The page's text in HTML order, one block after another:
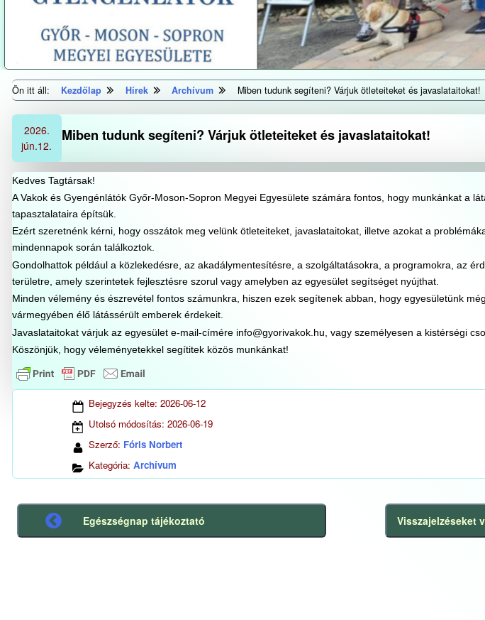
Ön itt áll: Kezdőlap Hírek Archívum Miben tudunk segíteni? Várjuk ötleteiteket és javaslataitokat!
Miben tudunk segíteni? Várjuk ötleteiteket és javaslataitokat!
2026.
jún.12.
Kedves Tagtársak!
A Vakok és Gyengénlátók Győr-Moson-Sopron Megyei Egyesülete számára fontos, hogy munkánkat a
tapasztalataira építsük.
Ezért szeretnénk kérni, hogy osszátok meg velünk ötleteiteket, javaslataitokat, illetve azokat a
mindennapok során találkoztok.
Gondolhattok például a közlekedésre, az akadálymentesítésre, a szolgáltatásokra, a programokra, az
területre, amely szerintetek fejlesztésre szorul vagy amelyben az egyesület segítséget nyújthat.
Minden vélemény és észrevétel fontos számunkra, hiszen ezek segítenek abban, hogy egyesületünk
vármegyében élő látássérült emberek érdekeit.
Javaslataitokat várjuk az egyesület e-mail-címére info@gyorivakok.hu, vagy személyesen a kistérségi
Köszönjük, hogy véleményetekkel segítitek közös munkánkat!
Bejegyzés kelte: 2026-06-12
Utolsó módosítás: 2026-06-19
Szerző: Fóris Norbert
Kategória: Archívum
Előző
Egészségnap tájékoztató
Következő
Visszajelzéseket